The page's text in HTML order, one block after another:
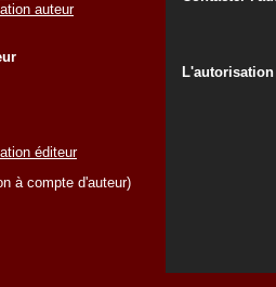
auteur
éditeur
à compte d'auteur)
L'autorisation